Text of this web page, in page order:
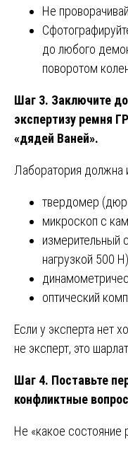
Не
до любого
поворотом
Шаг 3. Заключите
экспертизу ремня
«дядей Ваней».
Лаборатория должна
твердомер
микроскоп с
измерительный
нагрузкой 500
оптический
Если у эксперта нет
не эксперт, это
Шаг 4. Поставьте
конфликтные
Не «какое состояние